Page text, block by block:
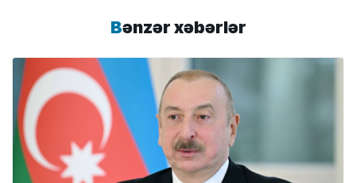
Bənzər xəbərlər